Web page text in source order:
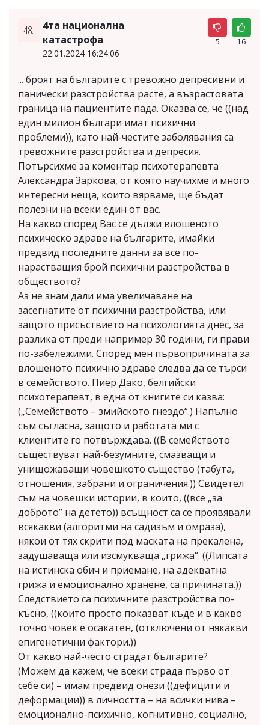
48.
4та национална
катастрофа
22.01.2024 16:24:06
5 16
... броят на българите с тревожно депресивни и
панически разстройства расте, а възрастовата
граница на пациентите пада. Оказва се, че ((над
един милион българи имат психични
проблеми)), като най-честите заболявания са
тревожните разстройства и депресия.
Потърсихме за коментар психотерапевта
Александра Заркова, от която научихме и много
интересни неща, които вярваме, ще бъдат
полезни на всеки един от вас.
На какво според Вас се дължи влошеното
психическо здраве на българите, имайки
предвид последните данни за все по-
нарастващия брой психични разстройства в
обществото?
Аз не знам дали има увеличаване на
засегнатите от психични разстройства, или
защото присъствието на психологията днес, за
разлика от преди например 30 години, ги прави
по-забележими. Според мен първопричината за
влошеното психично здраве следва да се търси
в семейството. Пиер Дако, белгийски
психотерапевт, в една от книгите си казва:
(„Семейството – змийското гнездо“.) Напълно
съм съгласна, защото и работата ми с
клиентите го потвърждава. ((В семейството
съществуват най-безумните, смазващи и
унищожаващи човешкото същество (табута,
отношения, забрани и ограничения.)) Свидетел
съм на човешки истории, в които, ((все „за
доброто” на детето)) всъщност са се проявявали
всякакви (алгоритми на садизъм и омраза),
някои от тях скрити под маската на прекалена,
задушаваща или изсмукваща „грижа“. ((Липсата
на истинска обич и приемане, на адекватна
грижа и емоционално хранене, са причината.))
Следствието са психичните разстройства по-
късно, ((които просто показват къде и в какво
точно човек е осакатен, (отключени от някакви
епигенетични фактори.))
От какво най-често страдат българите?
(Можем да кажем, че всеки страда първо от
себе си) – имам предвид онези ((дефицити и
деформации)) в личността – на всички нива –
емоционално-психично, когнитивно, социално,